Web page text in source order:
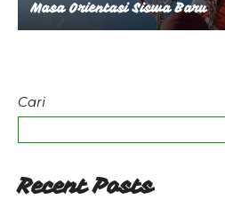
Masa Orientasi Siswa Baru
Cari
Recent Posts